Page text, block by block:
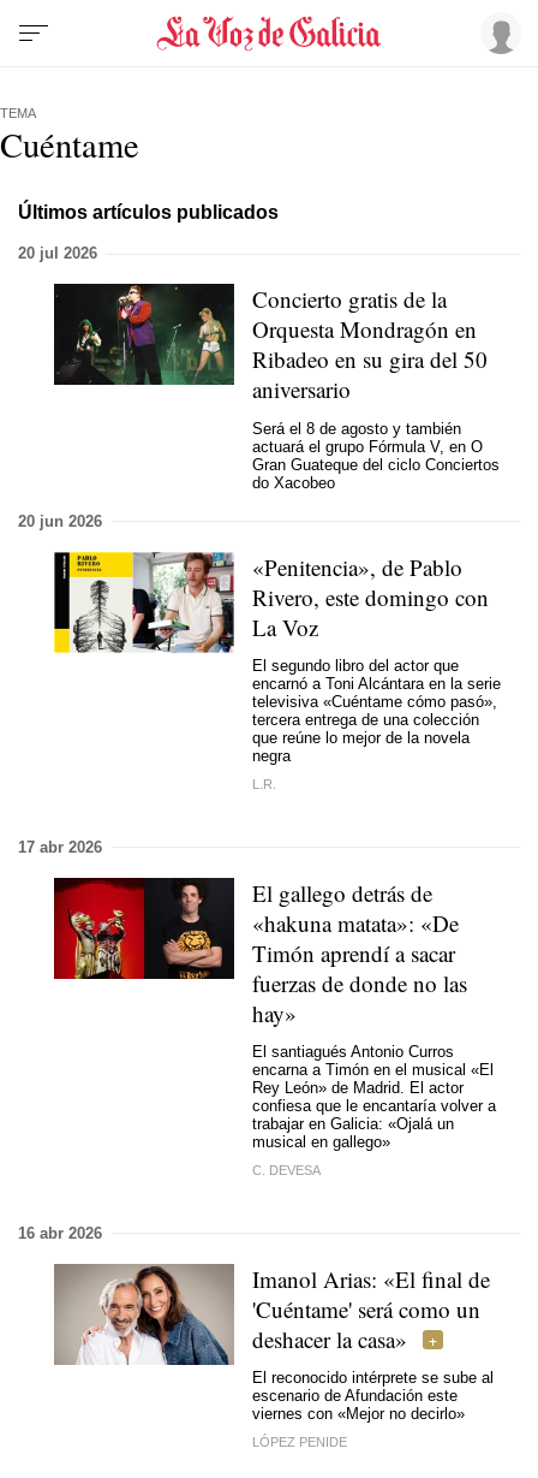
TEMA
Cuéntame
Últimos artículos publicados
20 jul 2026
Concierto gratis de la
Orquesta Mondragón en
Ribadeo en su gira del 50
aniversario
Será el 8 de agosto y también
actuará el grupo Fórmula V, en O
Gran Guateque del ciclo Conciertos
do Xacobeo
20 jun 2026
«Penitencia», de Pablo
Rivero, este domingo con
La Voz
El segundo libro del actor que
encarnó a Toni Alcántara en la serie
televisiva «Cuéntame cómo pasó»,
tercera entrega de una colección
que reúne lo mejor de la novela
negra
L.R.
17 abr 2026
El gallego detrás de
«hakuna matata»: «De
Timón aprendí a sacar
fuerzas de donde no las
hay»
El santiagués Antonio Curros
encarna a Timón en el musical «El
Rey León» de Madrid. El actor
confiesa que le encantaría volver a
trabajar en Galicia: «Ojalá un
musical en gallego»
C. DEVESA
16 abr 2026
Imanol Arias: «El final de
'Cuéntame' será como un
deshacer la casa»
El reconocido intérprete se sube al
escenario de Afundación este
viernes con «Mejor no decirlo»
LÓPEZ PENIDE